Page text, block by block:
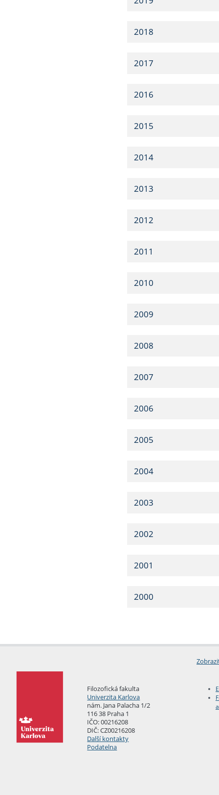
2018
2017
2016
2015
2014
2013
2012
2011
2010
2009
2008
2007
2006
2005
2004
2003
2002
2001
2000
Filozofická fakulta
Univerzita Karlova
nám. Jana Palacha 1/2
116 38 Praha 1
IČO: 00216208
DIČ: CZ00216208
Další kontakty
Podatelna